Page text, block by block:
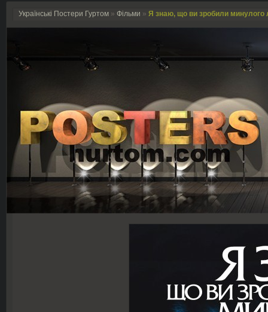
Українські Постери Гуртом » Фільми » Я знаю, що ви зробили минулого